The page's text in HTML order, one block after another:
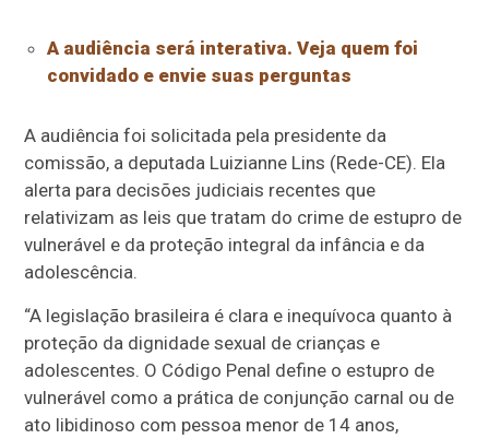
A audiência será interativa. Veja quem foi
convidado e envie suas perguntas
A audiência foi solicitada pela presidente da
comissão, a deputada Luizianne Lins (Rede-CE). Ela
alerta para decisões judiciais recentes que
relativizam as leis que tratam do crime de estupro de
vulnerável e da proteção integral da infância e da
adolescência.
“A legislação brasileira é clara e inequívoca quanto à
proteção da dignidade sexual de crianças e
adolescentes. O Código Penal define o estupro de
vulnerável como a prática de conjunção carnal ou de
ato libidinoso com pessoa menor de 14 anos,